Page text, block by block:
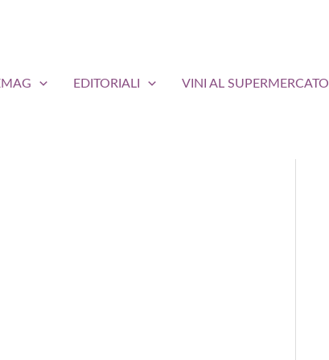
EDITORIALI VINI AL SUPERMERCATO